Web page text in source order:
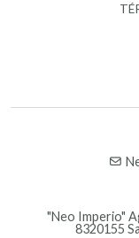
"Neo Imperio"
8320155